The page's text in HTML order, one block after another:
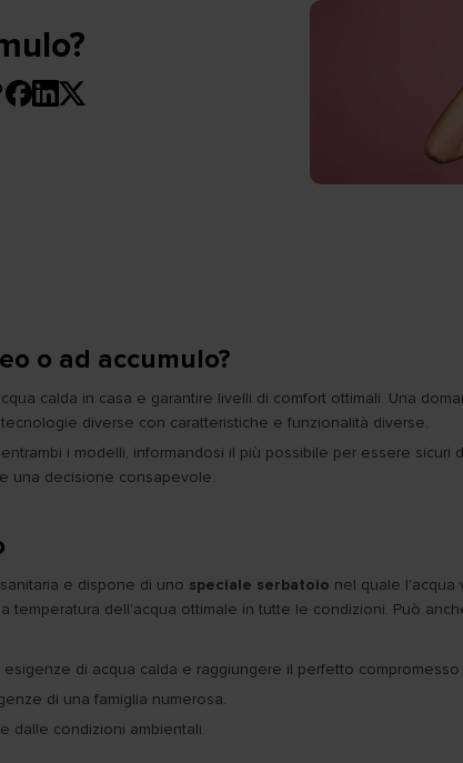
o ad accumulo?
calda in casa e garantire livelli di comfort ottimali. Una
diverse con caratteristiche e funzionalità diverse.
i modelli, informandosi il più possibile per essere
una decisione consapevole.
e dispone di uno speciale serbatoio nel quale l'acqua
temperatura dell'acqua ottimale in tutte le condizioni. Può
di acqua calda e raggiungere il perfetto
di una famiglia numerosa.
dalle condizioni ambientali.